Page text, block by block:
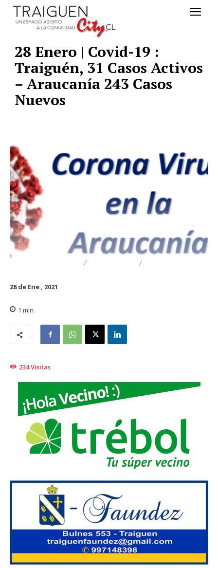
28 Enero | Covid-19 :
Traiguén, 31 Casos Activos
– Araucanía 243 Casos
Nuevos
28 de Ene , 2021
1 min.
234Visitas